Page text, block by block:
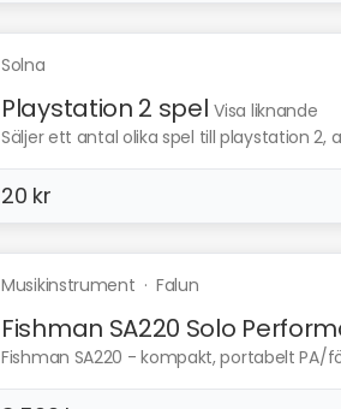
Solna
Playstation 2 spel Visa liknande
Säljer ett antal olika spel till playstation 2,
20 kr
Musikinstrument · Falun
Fishman SA220 Solo
Fishman SA220 - kompakt, portabelt